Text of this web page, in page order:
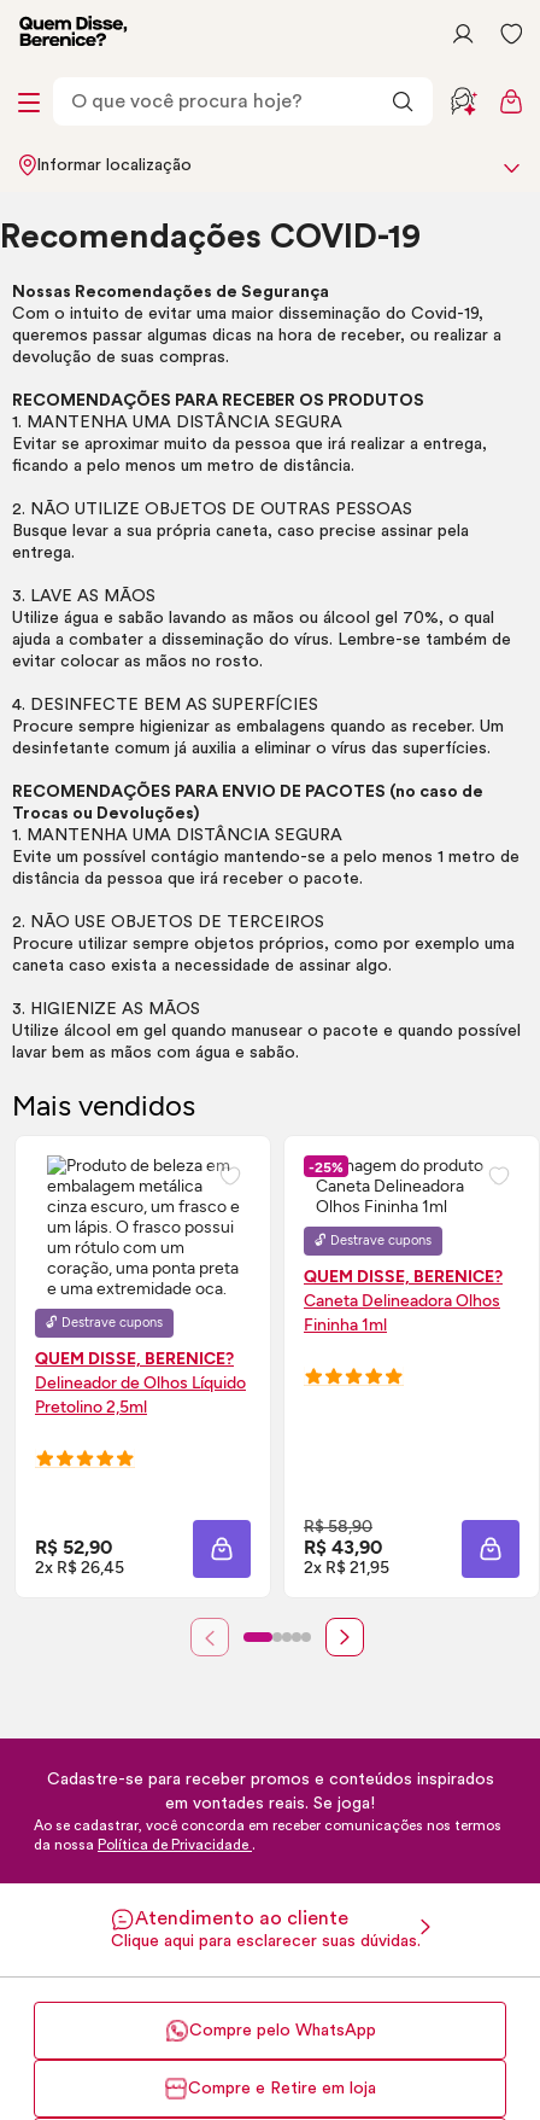
Informar localização
Recomendações COVID-19
Nossas Recomendações de Segurança
Com o intuito de evitar uma maior disseminação do Covid-19,
queremos passar algumas dicas na hora de receber, ou realizar a
devolução de suas compras.
RECOMENDAÇÕES PARA RECEBER OS PRODUTOS
1. MANTENHA UMA DISTÂNCIA SEGURA
Evitar se aproximar muito da pessoa que irá realizar a entrega,
ficando a pelo menos um metro de distância.
2. NÃO UTILIZE OBJETOS DE OUTRAS PESSOAS
Busque levar a sua própria caneta, caso precise assinar pela
entrega.
3. LAVE AS MÃOS
Utilize água e sabão lavando as mãos ou álcool gel 70%, o qual
ajuda a combater a disseminação do vírus. Lembre-se também de
evitar colocar as mãos no rosto.
4. DESINFECTE BEM AS SUPERFÍCIES
Procure sempre higienizar as embalagens quando as receber. Um
desinfetante comum já auxilia a eliminar o vírus das superfícies.
RECOMENDAÇÕES PARA ENVIO DE PACOTES (no caso de
Trocas ou Devoluções)
1. MANTENHA UMA DISTÂNCIA SEGURA
Evite um possível contágio mantendo-se a pelo menos 1 metro de
distância da pessoa que irá receber o pacote.
2. NÃO USE OBJETOS DE TERCEIROS
Procure utilizar sempre objetos próprios, como por exemplo uma
caneta caso exista a necessidade de assinar algo.
3. HIGIENIZE AS MÃOS
Utilize álcool em gel quando manusear o pacote e quando possível
lavar bem as mãos com água e sabão.
Mais vendidos
🔓 Destrave cupons
QUEM DISSE, BERENICE?
Delineador de Olhos Líquido
Pretolino 2,5ml
R$ 52,90
2x R$ 26,45 ADICIONAR À SACOLA
-25%
🔓 Destrave cupons
QUEM DISSE, BERENICE?
Caneta Delineadora Olhos
Fininha 1ml
R$ 58,90
R$ 43,90
2x R$ 21,95
Cadastre-se para receber promos e conteúdos inspirados
em vontades reais. Se joga!
Ao se cadastrar, você concorda em receber comunicações nos termos
da nossa Política de Privacidade .
Atendimento ao cliente
Clique aqui para esclarecer suas dúvidas.
Compre pelo WhatsApp
Compre e Retire em loja